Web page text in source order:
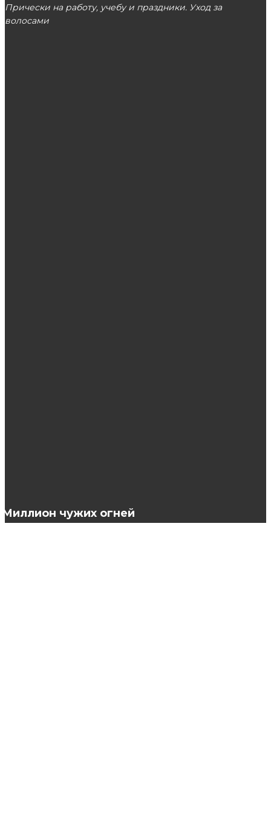
Миллион чужих огней
Прически на работу, учебу и праздники. Уход за
волосами